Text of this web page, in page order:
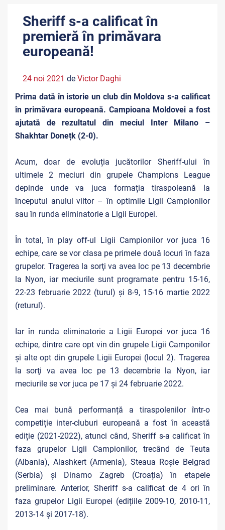
Sheriff s-a calificat în
premieră în primăvara
europeană!
24 noi 2021 de Victor Daghi
Prima dată în istorie un club din Moldova s-a calificat
în primăvara europeană. Campioana Moldovei a fost
ajutată de rezultatul din meciul Inter Milano –
Shakhtar Donețk (2-0).
Acum, doar de evoluția jucătorilor Sheriff-ului în
ultimele 2 meciuri din grupele Champions League
depinde unde va juca formația tiraspoleană la
începutul anului viitor – în optimile Ligii Campionilor
sau în runda eliminatorie a Ligii Europei.
În total, în play off-ul Ligii Campionilor vor juca 16
echipe, care se vor clasa pe primele două locuri în faza
grupelor. Tragerea la sorţi va avea loc pe 13 decembrie
la Nyon, iar meciurile sunt programate pentru 15-16,
22-23 februarie 2022 (turul) și 8-9, 15-16 martie 2022
(returul).
Iar în runda eliminatorie a Ligii Europei vor juca 16
echipe, dintre care opt vin din grupele Ligii Camponilor
și alte opt din grupele Ligii Europei (locul 2). Tragerea
la sorţi va avea loc pe 13 decembrie la Nyon, iar
meciurile se vor juca pe 17 și 24 februarie 2022.
Cea mai bună performanță a tiraspolenilor într-o
competiție inter-cluburi europeană a fost în această
ediție (2021-2022), atunci când, Sheriff s-a calificat în
faza grupelor Ligii Campionilor, trecând de Teuta
(Albania), Alashkert (Armenia), Steaua Roșie Belgrad
(Serbia) și Dinamo Zagreb (Croația) în etapele
preliminare. Anterior, Sheriff s-a calificat de 4 ori în
faza grupelor Ligii Europei (edițiile 2009-10, 2010-11,
2013-14 și 2017-18).